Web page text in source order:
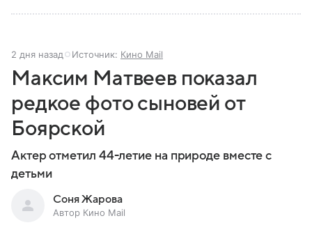
2 дня назад Источник: Кино Mail
Максим Матвеев показал
редкое фото сыновей от
Боярской
Актер отметил 44-летие на природе вместе с
детьми
Соня Жарова
Автор Кино Mail